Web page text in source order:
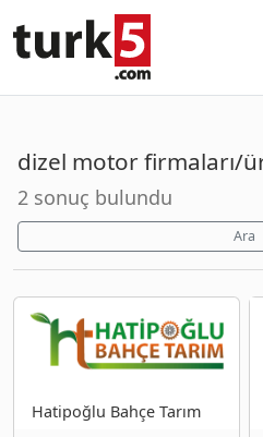
dizel motor firmaları/
2 sonuç bulundu
Ara
Hatipoğlu Bahçe Tarım